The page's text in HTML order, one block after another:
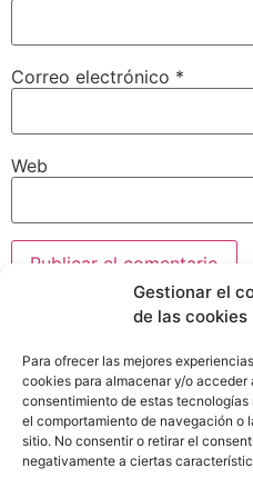
Gestionar el
de las cookies
Para ofrecer las mejores
cookies para almacenar y/o acceder
consentimiento de estas
el comportamiento de navegación o
sitio. No consentir o retirar el
negativamente a ciertas
Correo electrónico *
Web